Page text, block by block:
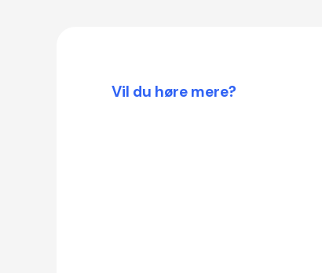
Vil du høre mere?